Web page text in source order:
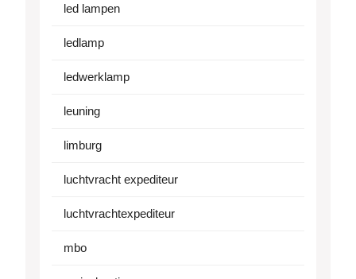
led lampen
ledlamp
ledwerklamp
leuning
limburg
luchtvracht expediteur
luchtvrachtexpediteur
mbo